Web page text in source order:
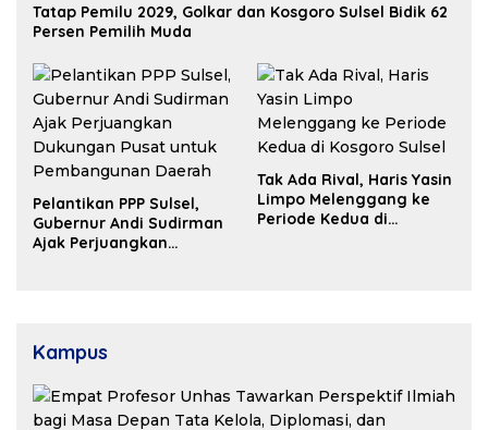
Tatap Pemilu 2029, Golkar dan Kosgoro Sulsel Bidik 62
Persen Pemilih Muda
Pelantikan PPP Sulsel,
Gubernur Andi Sudirman
Ajak Perjuangkan
Tak Ada Rival, Haris Yasin
Limpo Melenggang ke
Periode Kedua di
Kampus